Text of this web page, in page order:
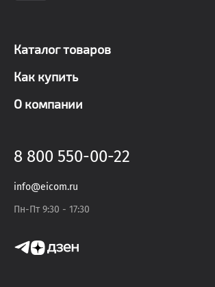
Каталог товаров
Как купить
О компании
8 800 550-00-22
info@eicom.ru
Пн-Пт 9:30 - 17:30